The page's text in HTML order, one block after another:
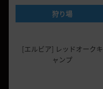
狩り場
[エルビア] レッドオークキ
ャンプ